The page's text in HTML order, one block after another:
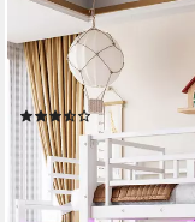
MERAX
Hochbett mit LED-
Hausbett) Metallbett
Stauraum & Fenster
(6)
269,99 € UVP599,99 €
-55%